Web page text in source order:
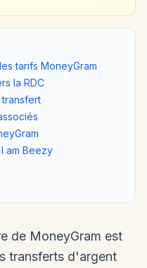
tarifs MoneyGram
la RDC
am Beezy
de MoneyGram est
transferts d'argent